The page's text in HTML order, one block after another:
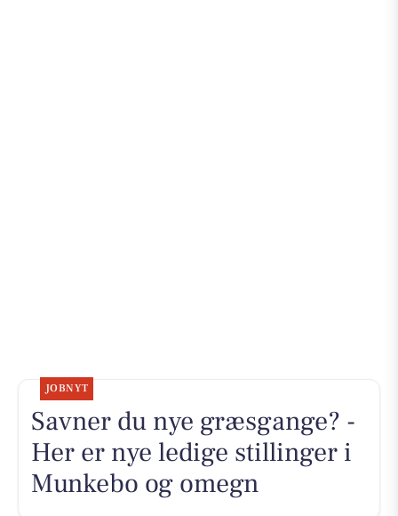
JOBNYT
Savner du nye græsgange? -
Her er nye ledige stillinger i
Munkebo og omegn